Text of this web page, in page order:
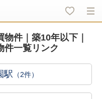
件｜築10年以下｜
件一覧リンク
駅 （2件）